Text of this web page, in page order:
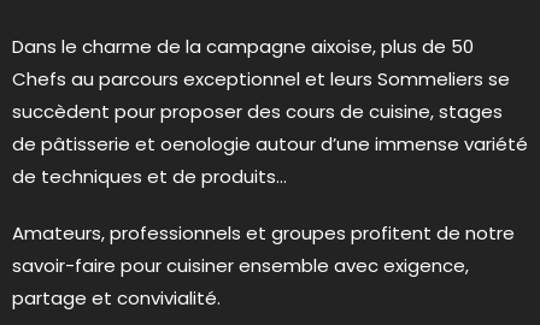
Dans le charme de la campagne aixoise, plus de 50
Chefs au parcours exceptionnel et leurs Sommeliers se
succèdent pour proposer des cours de cuisine, stages
de pâtisserie et oenologie autour d’une immense variété
de techniques et de produits…
Amateurs, professionnels et groupes profitent de notre
savoir-faire pour cuisiner ensemble avec exigence,
partage et convivialité.